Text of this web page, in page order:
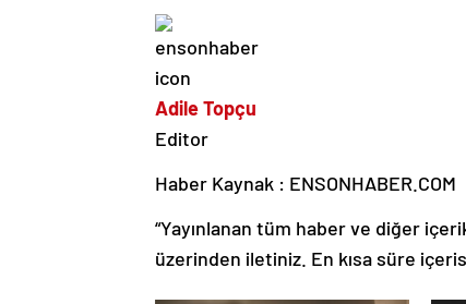
Adile Topçu
Editor
Haber Kaynak : ENSONHABER.COM
“Yayınlanan tüm haber ve diğer
üzerinden iletiniz. En kısa süre